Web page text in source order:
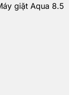
giặt Aqua 8.5